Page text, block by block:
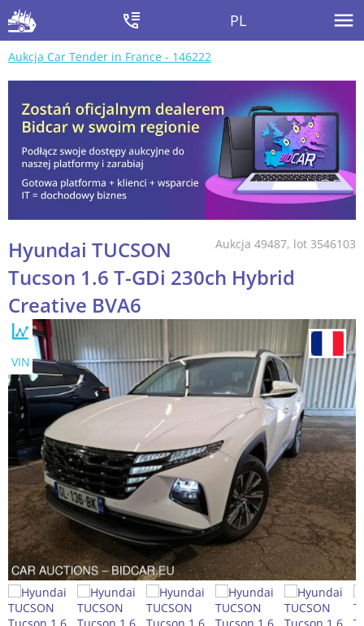
PL
Aukcja Car Tender in France - 146222
Aukcja 49487, lot 3546103
Hyundai TUCSON
Tucson 1.6 T-GDi 230ch Hybrid
Creative BVA6
VIN